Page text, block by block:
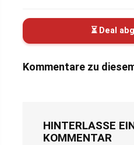
⏳ Deal
Kommentare zu
HINTERLASSE
KOMMENTAR